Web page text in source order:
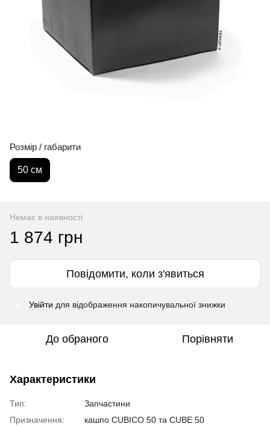
Розмір / габарити
50 см
Немає в наявності
1 874 грн
Повідомити, коли з'явиться
Увійти для відображення накопичувальної знижки
До обраного Порівняти
Характеристики
Тип:
Запчастини
Призначення:
кашпо CUBICO 50 та CUBE 50